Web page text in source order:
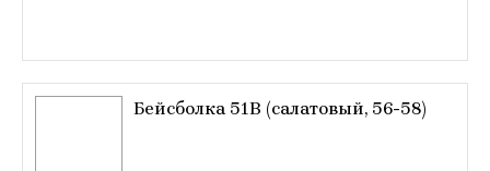
Бейсболка 51B (салатовый, 56-58)